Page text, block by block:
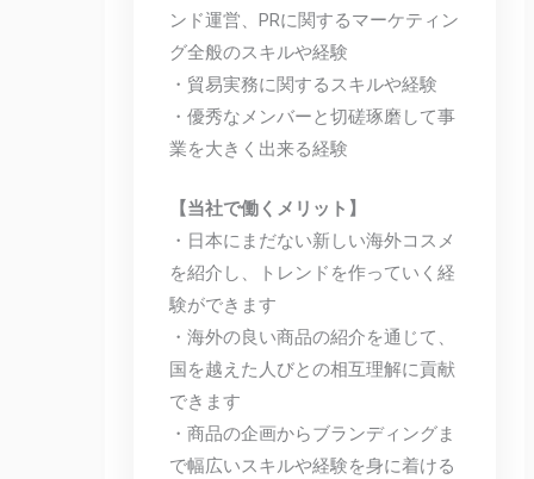
ンド運営、PRに関するマーケティン
グ全般のスキルや経験
・貿易実務に関するスキルや経験
・優秀なメンバーと切磋琢磨して事
業を大きく出来る経験
【当社で働くメリット】
・日本にまだない新しい海外コスメ
を紹介し、トレンドを作っていく経
験ができます
・海外の良い商品の紹介を通じて、
国を越えた人びとの相互理解に貢献
できます
・商品の企画からブランディングま
で幅広いスキルや経験を身に着ける